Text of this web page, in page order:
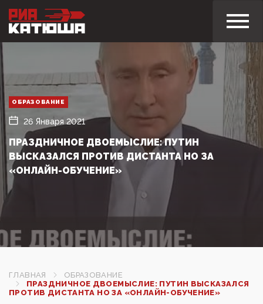
ОБРАЗОВАНИЕ
26 Января 2021
ПРАЗДНИЧНОЕ ДВОЕМЫСЛИЕ: ПУТИН
ВЫСКАЗАЛСЯ ПРОТИВ ДИСТАНТА НО ЗА
«ОНЛАЙН-ОБУЧЕНИЕ»
ГЛАВНАЯ
ОБРАЗОВАНИЕ
ПРАЗДНИЧНОЕ ДВОЕМЫСЛИЕ: ПУТИН ВЫСКАЗАЛСЯ
ПРОТИВ ДИСТАНТА НО ЗА «ОНЛАЙН-ОБУЧЕНИЕ»